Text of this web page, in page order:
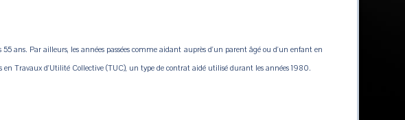
ans. Par ailleurs, les années passées comme aidant auprès d'un parent âgé ou d'un enfant en
Travaux d'Utilité Collective (TUC), un type de contrat aidé utilisé durant les années 1980.